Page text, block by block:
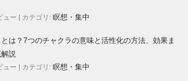
ュー | カテゴリ: 瞑想・集中
は？7つのチャクラの意味と活性化の方法、効果ま
説
ュー | カテゴリ: 瞑想・集中